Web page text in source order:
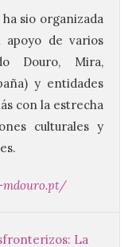
sio organizada
de varios
Douro, Mira,
y entidades
con la estrecha
culturales y
La
a
ha